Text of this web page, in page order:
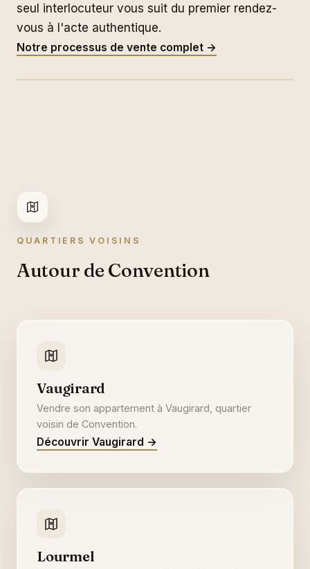
seul interlocuteur vous suit du premier rendez-
vous à l'acte authentique.
Notre processus de vente complet →
Convention
QUARTIERS VOISINS
Autour de Convention
Vaugirard
Vendre son appartement à Vaugirard, quartier
voisin de Convention.
Découvrir Vaugirard →
Lourmel